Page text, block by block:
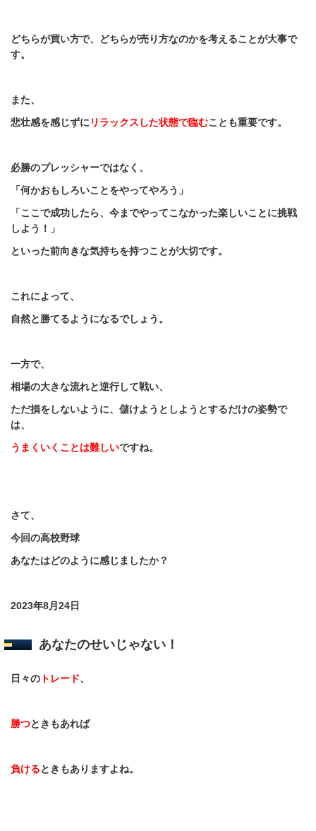
どちらが買い方で、どちらが売り方なのかを考えることが大事で
す。
また、
悲壮感を感じずに リラックスした状態で臨むことも重要です。
必勝のプレッシャーではなく、
「何かおもしろいことをやってやろう」
「ここで成功したら、今までやってこなかった楽しいことに挑戦
しよう！」
といった前向きな気持ちを持つことが大切です。
これによって、
自然と勝てるようになるでしょう。
一方で、
相場の大きな流れと逆行して戦い、
ただ損をしないように、儲けようとしようとするだけの姿勢で
は、
うまくいくことは難しいですね。
さて、
今回の高校野球
あなたはどのように感じましたか？
2023年8月24日
あなたのせいじゃない！
日々の トレード、
勝つときもあれば
負けるときもありますよね。